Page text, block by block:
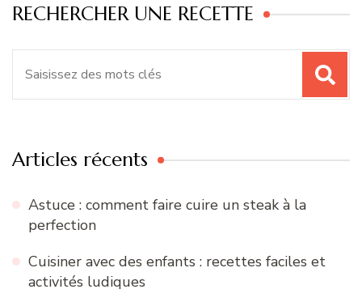
RECHERCHER UNE RECETTE
Articles récents
Astuce : comment faire cuire un steak à la
perfection
Cuisiner avec des enfants : recettes faciles et
activités ludiques